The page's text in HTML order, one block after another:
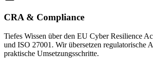
CRA & Compliance
Tiefes Wissen über den EU Cyber Resilience
und ISO 27001. Wir übersetzen regulatorische
praktische Umsetzungsschritte.